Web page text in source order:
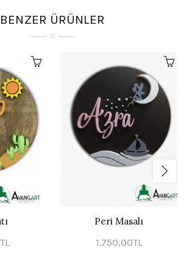
BENZER ÜRÜNLER
Peri Masalı
1.750,00TL